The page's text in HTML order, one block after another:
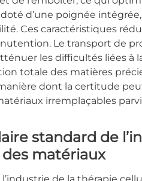
d’une poignée
Ces caractéristiques
Le transport de
les difficultés liées à
totale des matières
dont la certitude
irremplaçables
standard de
matériaux